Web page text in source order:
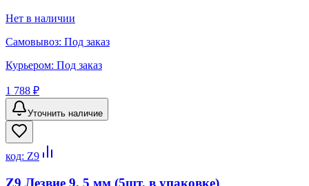
Нет в наличии
Самовывоз: Под заказ
Курьером: Под заказ
1 788 ₽
Уточнить наличие
код: Z9
Z9 Лезвие 9, 5 мм (5шт. в упаковке)